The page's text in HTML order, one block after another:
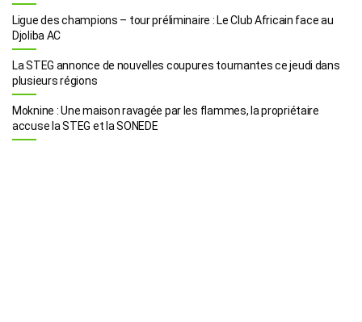
Ligue des champions – tour préliminaire : Le Club Africain face au
Djoliba AC
La STEG annonce de nouvelles coupures tournantes ce jeudi dans
plusieurs régions
Moknine : Une maison ravagée par les flammes, la propriétaire
accuse la STEG et la SONEDE